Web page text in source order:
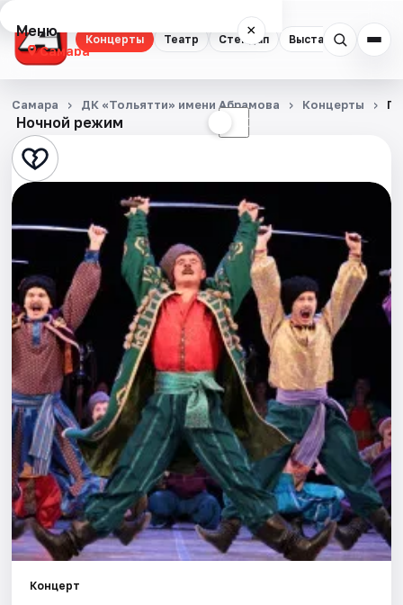
Концерты Театр Стендап Выставки
Меню ×
Самара
Концерты
Театр
Стендап
Выставки
Квесты
Экскурсии
Спорт
События
Города
Площадки
Артисты
Ночной режим ☾
Самара ДК «Тольятти» имени Абрамова Концерты
Концерт